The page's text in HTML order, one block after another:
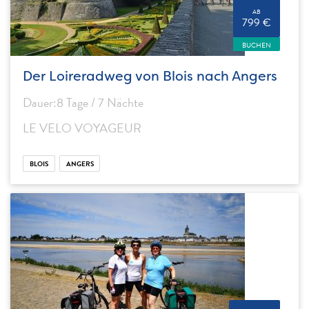
AB
799 €
BUCHEN
Der Loireradweg von Blois nach Angers
Dauer:8 Tage / 7 Nächte
LE VELO VOYAGEUR
BLOIS ANGERS